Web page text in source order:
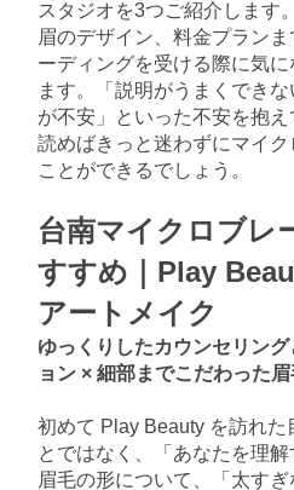
スタジオを3つご紹介します
眉のデザイン、料金プラン
ーディングを受ける際に気
ます。「説明がうまくでき
が不安」といった不安を抱
読めばきっと迷わずにマイ
ことができるでしょう。
台南マイクロブレ
すすめ｜Play
アートメイク
ゆっくりしたカウンセリン
ョン × 細部までこだわった
初めて Play Beauty を訪れた
とではなく、「あなたを理解
眉毛の形について、「太す